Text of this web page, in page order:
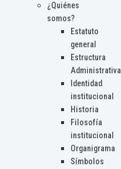
¿Quiénes
somos?
Estatuto
general
Estructura
Administrativa
Identidad
institucional
Historia
Filosofía
institucional
Organigrama
Símbolos